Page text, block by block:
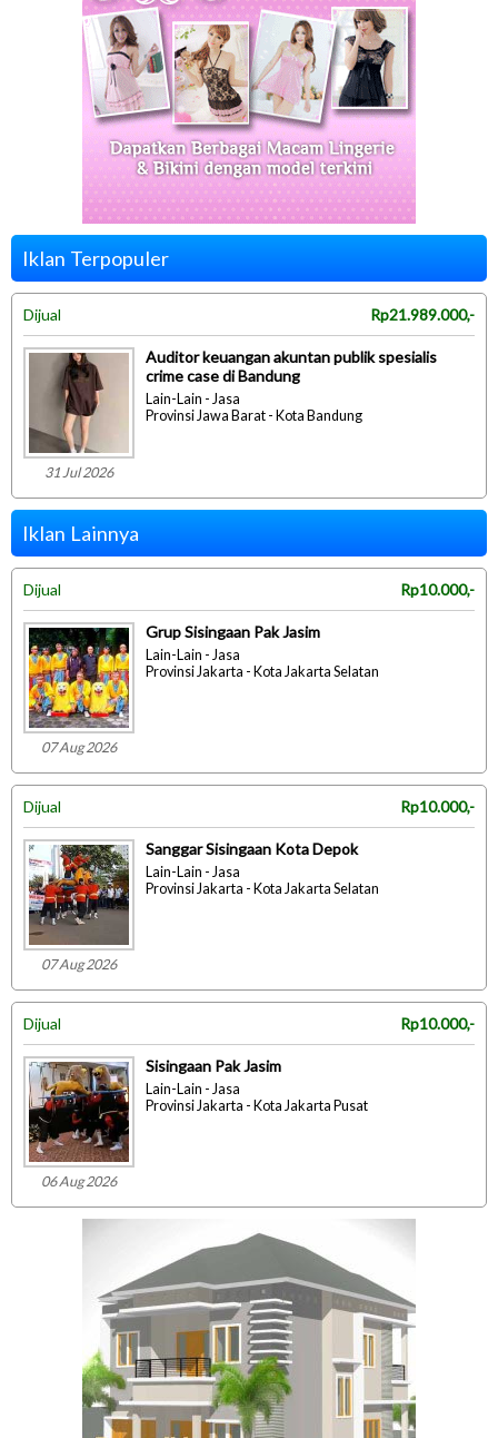
Iklan Terpopuler
Dijual Rp21.989.000,-
31 Jul 2026
Auditor keuangan akuntan publik spesialis
crime case di Bandung
Lain-Lain - Jasa
Provinsi Jawa Barat - Kota Bandung
Iklan Lainnya
Dijual Rp10.000,-
07 Aug 2026
Grup Sisingaan Pak Jasim
Lain-Lain - Jasa
Provinsi Jakarta - Kota Jakarta Selatan
Dijual Rp10.000,-
07 Aug 2026
Sanggar Sisingaan Kota Depok
Lain-Lain - Jasa
Provinsi Jakarta - Kota Jakarta Selatan
Dijual Rp10.000,-
06 Aug 2026
Sisingaan Pak Jasim
Lain-Lain - Jasa
Provinsi Jakarta - Kota Jakarta Pusat